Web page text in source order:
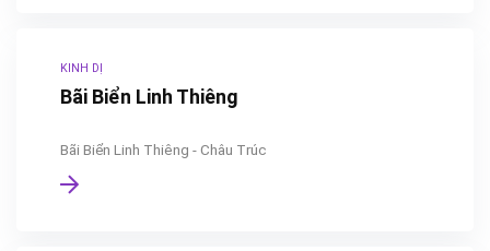
KINH DỊ
Bãi Biển Linh Thiêng
Bãi Biển Linh Thiêng - Châu Trúc